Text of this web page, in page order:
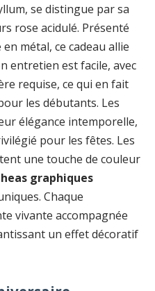
se distingue par sa
rose acidulé. Présenté
métal, ce cadeau allie
entretien est facile, avec
requise, ce qui en fait
les débutants. Les
élégance intemporelle,
pour les fêtes. Les
une touche de couleur
graphiques
Chaque
vivante accompagnée
un effet décoratif